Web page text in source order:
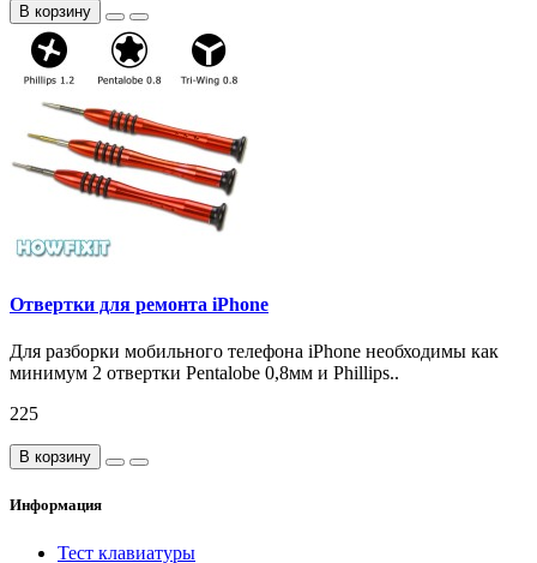
В корзину
Отвертки для ремонта iPhone
Для разборки мобильного телефона iPhone необходимы как
минимум 2 отвертки Pentalobe 0,8мм и Phillips..
225
В корзину
Информация
Тест клавиатуры